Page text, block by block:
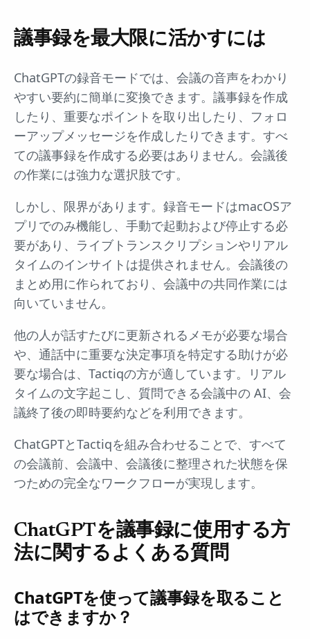
議事録を最大限に活かすには
ChatGPTの録音モードでは、会議の音声をわかり
やすい要約に簡単に変換できます。議事録を作成
したり、重要なポイントを取り出したり、フォロ
ーアップメッセージを作成したりできます。すべ
ての議事録を作成する必要はありません。会議後
の作業には強力な選択肢です。
しかし、限界があります。録音モードはmacOSア
プリでのみ機能し、手動で起動および停止する必
要があり、ライブトランスクリプションやリアル
タイムのインサイトは提供されません。会議後の
まとめ用に作られており、会議中の共同作業には
向いていません。
他の人が話すたびに更新されるメモが必要な場合
や、通話中に重要な決定事項を特定する助けが必
要な場合は、Tactiqの方が適しています。リアル
タイムの文字起こし、質問できる会議中の AI、会
議終了後の即時要約などを利用できます。
ChatGPTとTactiqを組み合わせることで、すべて
の会議前、会議中、会議後に整理された状態を保
つための完全なワークフローが実現します。
ChatGPTを議事録に使用する方
法に関するよくある質問
ChatGPTを使って議事録を取ること
はできますか？